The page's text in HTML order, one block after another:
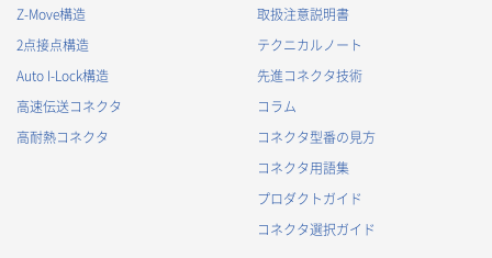
Z-Move構造
2点接点構造
Auto I-Lock構造
高速伝送コネクタ
高耐熱コネクタ
取扱注意説明書
テクニカルノート
先進コネクタ技術
コラム
コネクタ型番の見方
コネクタ用語集
プロダクトガイド
コネクタ選択ガイド